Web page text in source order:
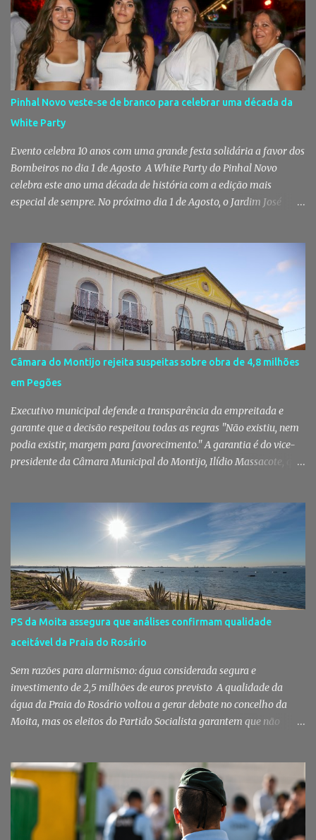
Setúbal. Droga, arma branca e dinheiro apreendidos pela GNR Um
jovem de 16 anos foi detido na segunda-feira, 28 de Julho, por
suspeitas da prática do crime de tráfico de estupefacientes, na
localidade de Pinhal Novo. A detenção foi efetuada pelo Comando
Territorial de Setúbal da GNR, através do Posto Territorial de
Pinhal Novo, no âmbito de uma operação de fiscalização
especialmente direcionada para o combate ao consumo e tráfico
de droga. Segundo a GNR, "os militares da Guarda identificaram
vários indivíduos" durante a ação policial realizada em Pi...
Pinhal Novo veste-se de branco para celebrar uma década da
White Party
Evento celebra 10 anos com uma grande festa solidária a favor dos
Bombeiros no dia 1 de Agosto A White Party do Pinhal Novo
celebra este ano uma década de história com a edição mais
especial de sempre. No próximo dia 1 de Agosto, o Jardim José
que parte das receitas reverterá para a Associação Humanitária
dos Bombeiros Voluntários do Pinhal Novo, reforçando o espírito
comunitário que sempre distinguiu este evento. O branco é a cor
essencial da festa de 1 de Agosto no Pinhal Novo 10 anos depois da
primeira edição, a White Party continua a ser muito mais do que
uma pista de dança ao ar livre. É um ponto de encontro entre
gerações, um momento de reencontro entre amigos e famílias,
mas também o reflexo daquilo que distingue o Pinhal Novo: a
capacidade de transformar uma ideia simples numa tradição que
mobiliza milhares de pessoas. Todos os anos, quando ch...
Câmara do Montijo rejeita suspeitas sobre obra de 4,8 milhões
em Pegões
Executivo municipal defende a transparência da empreitada e
garante que a decisão respeitou todas as regras "Não existiu, nem
podia existir, margem para favorecimento." A garantia é do vice-
presidente da Câmara Municipal do Montijo, Ilídio Massacote, que
decorreu com total transparência, cumpriu todas as exigências
legais e apenas avançou para ajuste direto depois de três
concursos públicos terem ficado desertos. Município responde às
dúvidas sobre a adjudicação da nova escola A Câmara Municipal
do Montijo veio a público responder às dúvidas levantadas em
torno da adjudicação da construção do futuro Centro Escolar de
Pegões, uma empreitada de cerca de 4,8 milhões de euros que
ganhou destaque após uma notícia publicada pelo Página UM. O
jornal questionou, entre outros aspetos, o recurso ao ajuste direto
e a escolha da empresa adjudicatária, uma socied...
PS da Moita assegura que análises confirmam qualidade
aceitável da Praia do Rosário
Sem razões para alarmismo: água considerada segura e
investimento de 2,5 milhões de euros previsto A qualidade da
água da Praia do Rosário voltou a gerar debate no concelho da
Moita, mas os eleitos do Partido Socialista garantem que não
classificação de "Qualidade Aceitável", - posição validada pela a
Agência Portuguesa do Ambiente a 29 de Julho - acusam
algumas informações de criarem preocupações injustificadas e
reforçam que a valorização daquele espaço passa por um